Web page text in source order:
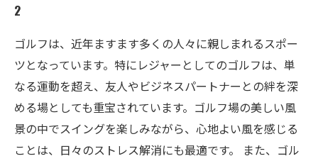
2
ゴルフは、近年ますます多くの人々に親しまれるスポー
ツとなっています。特にレジャーとしてのゴルフは、単
なる運動を超え、友人やビジネスパートナーとの絆を深
める場としても重宝されています。ゴルフ場の美しい風
景の中でスイングを楽しみながら、心地よい風を感じる
ことは、日々のストレス解消にも最適です。 また、ゴル